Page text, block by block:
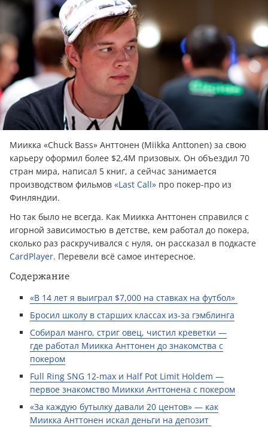
Миикка «Chuck Bass» Анттонен (Miikka Anttonen) за свою
карьеру оформил более $2,4M призовых. Он объездил 70
стран мира, написал 5 книг, а сейчас занимается
производством фильмов «Last Call» про покер-про из
Финляндии.
Но так было не всегда. Как Миикка Анттонен справился с
игорной зависимостью в детстве, кем работал до покера,
сколько раз раскручивался с нуля, он рассказал в подкасте
CardPlayer. Перевели всё самое интересное.
Содержание
«В 14 лет я выиграл $7,000 на ставках на футбол»
Бросил школу в старших классах из-за гэмблинга
Собирал манго, стриг овец, чистил креветки —
где работал Миикка Анттонен до знакомства с
покером
Full Ring SNG 12-max и Half Pot Limit Holdem —
первое знакомство Миикки Анттонена с покером
«За каждую бутылку давали 20 центов» — как
Миикка Анттонен искал деньги на депозит